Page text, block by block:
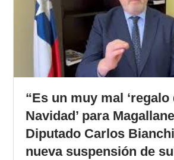
“Es un muy mal ‘regalo
Navidad’ para
Diputado Carlos
nueva suspensión de